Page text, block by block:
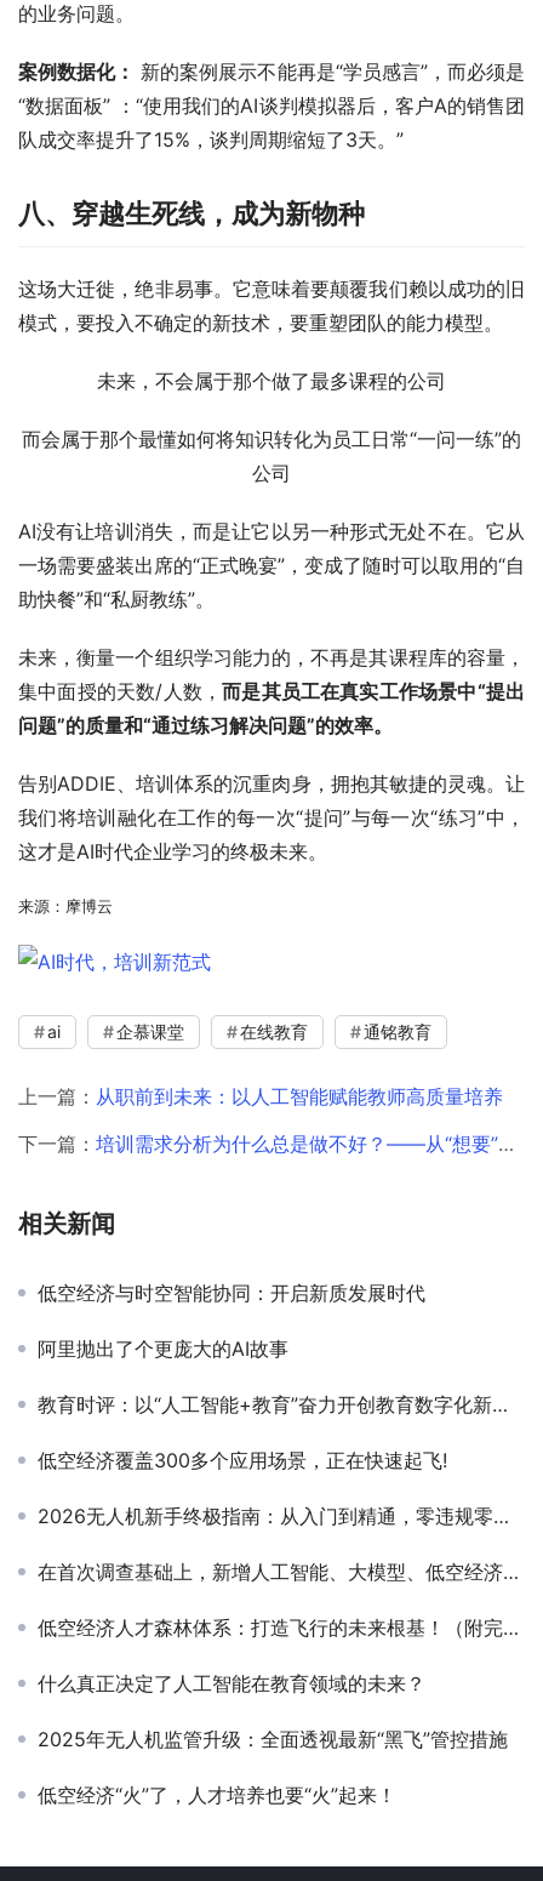
的业务问题。
案例数据化： 新的案例展示不能再是“学员感言”，而必须是
“数据面板” ：“使用我们的AI谈判模拟器后，客户A的销售团
队成交率提升了15%，谈判周期缩短了3天。”
八、穿越生死线，成为新物种
这场大迁徙，绝非易事。它意味着要颠覆我们赖以成功的旧
模式，要投入不确定的新技术，要重塑团队的能力模型。
未来，不会属于那个做了最多课程的公司
而会属于那个最懂如何将知识转化为员工日常“一问一练”的
公司
AI没有让培训消失，而是让它以另一种形式无处不在。它从
一场需要盛装出席的“正式晚宴”，变成了随时可以取用的“自
助快餐”和“私厨教练”。
未来，衡量一个组织学习能力的，不再是其课程库的容量，
集中面授的天数/人数，而是其员工在真实工作场景中“提出
问题”的质量和“通过练习解决问题”的效率。
告别ADDIE、培训体系的沉重肉身，拥抱其敏捷的灵魂。让
我们将培训融化在工作的每一次“提问”与每一次“练习”中，
这才是AI时代企业学习的终极未来。
来源：摩博云
ai 企慕课堂 在线教育 通铭教育
上一篇： 从职前到未来：以人工智能赋能教师高质量培养
下一篇： 培训需求分析为什么总是做不好？——从“想要”到“需要”的精准洞察
相关新闻
低空经济与时空智能协同：开启新质发展时代
阿里抛出了个更庞大的AI故事
教育时评：以“人工智能+教育”奋力开创教育数字化新格局
低空经济覆盖300多个应用场景，正在快速起飞!
2026无人机新手终极指南：从入门到精通，零违规零炸机
在首次调查基础上，新增人工智能、大模型、低空经济等热点领域指标——数据资源“大摸底”
低空经济人才森林体系：打造飞行的未来根基！（附完整培训架构）
什么真正决定了人工智能在教育领域的未来？
2025年无人机监管升级：全面透视最新“黑飞”管控措施
低空经济“火”了，人才培养也要“火”起来！